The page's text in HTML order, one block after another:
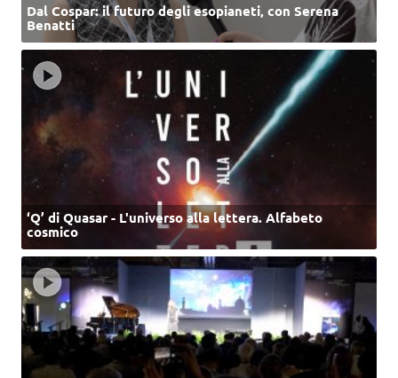
Dal Cospar: il futuro degli esopianeti, con Serena
Benatti
‘Q’ di Quasar - L'universo alla lettera. Alfabeto
cosmico